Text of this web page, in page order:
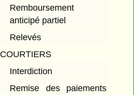
Remboursement
anticipé partiel
Relevés
COURTIERS
Interdiction
Remise des paiements